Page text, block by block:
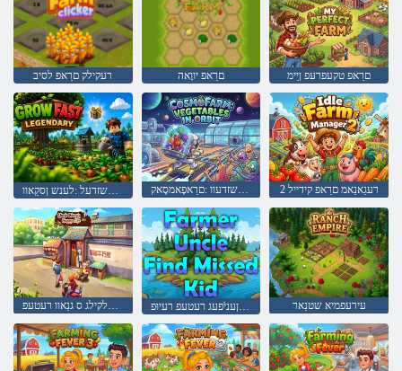
רעקילק םרַאפ לסיב םרַאפ יווָאה םרַאפ טקעפרעּפ ןַיימ
ירעדנַאשזדעל :לענש ןסקַאוו טיברָא ןיא זלַאבַאטשזדעוו :םרַאפָאמסָאק 2 רעגַאנַאמ םרַאפ קידייל
ןבעל ךעלקילג ס גנַאוו רעטעפ דניק טסימ ןעניֿפעג רעטעפ רעיוּפ עירעפמיא שטנַאר